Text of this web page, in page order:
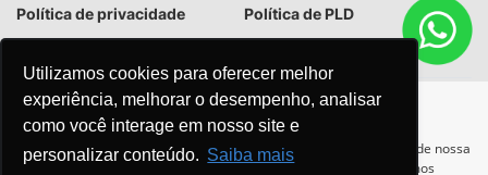
Utilizamos cookies para oferecer melhor
experiência, melhorar o desempenho, analisar
como você interage em nosso site e
personalizar conteúdo. Saiba mais
Política de privacidade Política de PLD
No trânsito, enxergar o outro
Para otimizar sua experiência durante a navegação, fazemos uso de nossa
política de cookies e para proteger seus dados pessoais respeitamos